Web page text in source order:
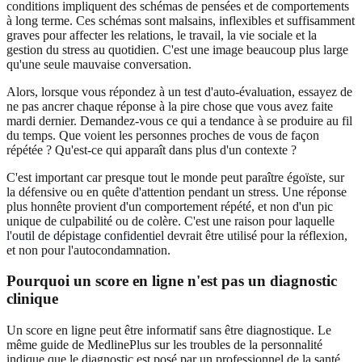
conditions impliquent des schémas de pensées et de comportements
à long terme. Ces schémas sont malsains, inflexibles et suffisamment
graves pour affecter les relations, le travail, la vie sociale et la
gestion du stress au quotidien. C'est une image beaucoup plus large
qu'une seule mauvaise conversation.
Alors, lorsque vous répondez à un test d'auto-évaluation, essayez de
ne pas ancrer chaque réponse à la pire chose que vous avez faite
mardi dernier. Demandez-vous ce qui a tendance à se produire au fil
du temps. Que voient les personnes proches de vous de façon
répétée ? Qu'est-ce qui apparaît dans plus d'un contexte ?
C'est important car presque tout le monde peut paraître égoïste, sur
la défensive ou en quête d'attention pendant un stress. Une réponse
plus honnête provient d'un comportement répété, et non d'un pic
unique de culpabilité ou de colère. C'est une raison pour laquelle
l'outil de dépistage confidentiel devrait être utilisé pour la réflexion,
et non pour l'autocondamnation.
Pourquoi un score en ligne n'est pas un diagnostic
clinique
Un score en ligne peut être informatif sans être diagnostique. Le
même guide de MedlinePlus sur les troubles de la personnalité
indique que le diagnostic est posé par un professionnel de la santé